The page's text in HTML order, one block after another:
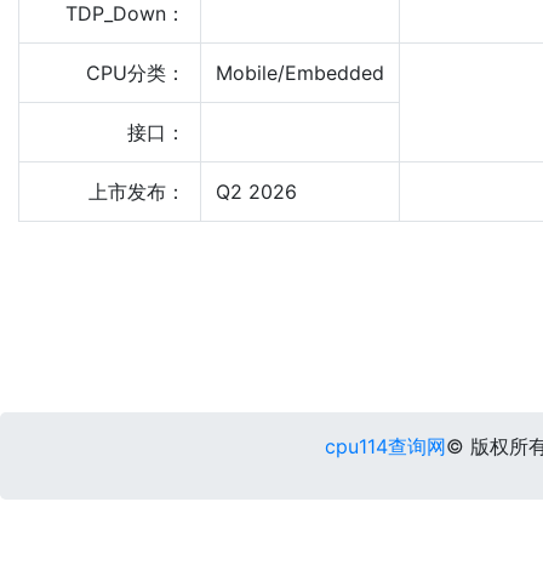
TDP_Down：
CPU分类： Mobile/Embedded
接口：
上市发布： Q2 2026
cpu114查询网© 版权所